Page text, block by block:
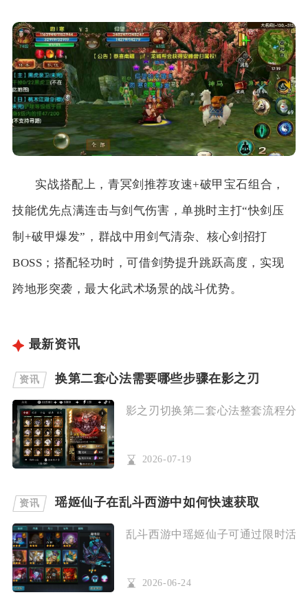
实战搭配上，青冥剑推荐攻速+破甲宝石组合，
技能优先点满连击与剑气伤害，单挑时主打“快剑压
制+破甲爆发”，群战中用剑气清杂、核心剑招打
BOSS；搭配轻功时，可借剑势提升跳跃高度，实现
跨地形突袭，最大化武术场景的战斗优势。
最新资讯
资讯 换第二套心法需要哪些步骤在影之刃
影之刃切换第二套心法整套流程分
2026-07-19
资讯 瑶姬仙子在乱斗西游中如何快速获取
乱斗西游中瑶姬仙子可通过限时活
2026-06-24